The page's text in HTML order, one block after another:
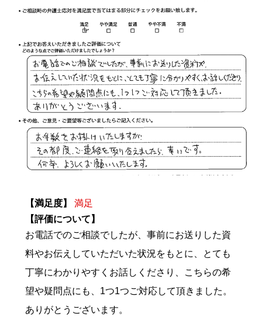
【満足度】
満足
【評価について】
お電話でのご相談でしたが、事前にお送りした資
料やお伝えしていただいた状況をもとに、とても
丁寧にわかりやすくお話しくださり、こちらの希
望や疑問点にも、1つ1つご対応して頂きました。
ありがとうございます。